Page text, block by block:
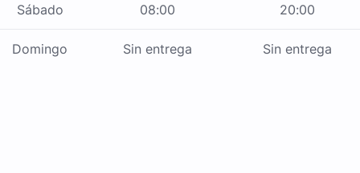
Sábado 08:00 20:00
Domingo Sin entrega Sin entrega